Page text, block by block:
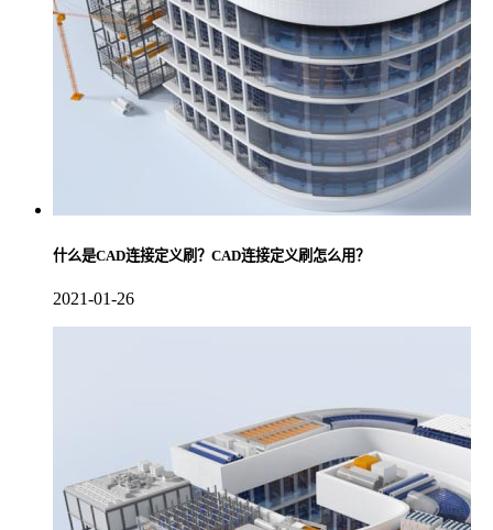
什么是CAD连接定义刷？CAD连接定义刷怎么用？
2021-01-26